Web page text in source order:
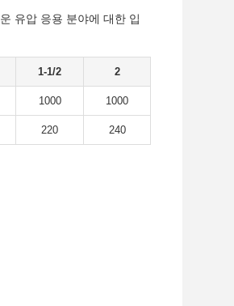
유압 응용 분야에 대한 입
1-1/2 2
1000 1000
220 240